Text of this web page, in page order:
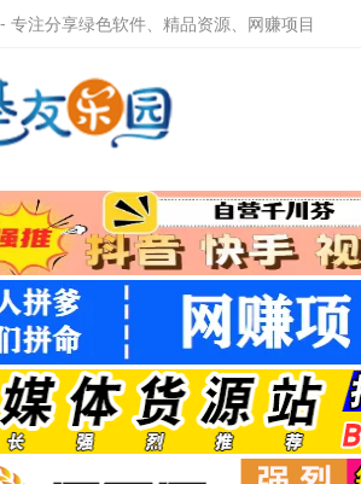
专注分享绿色软件、精品资源、网赚项目